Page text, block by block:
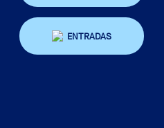
ENTRADAS